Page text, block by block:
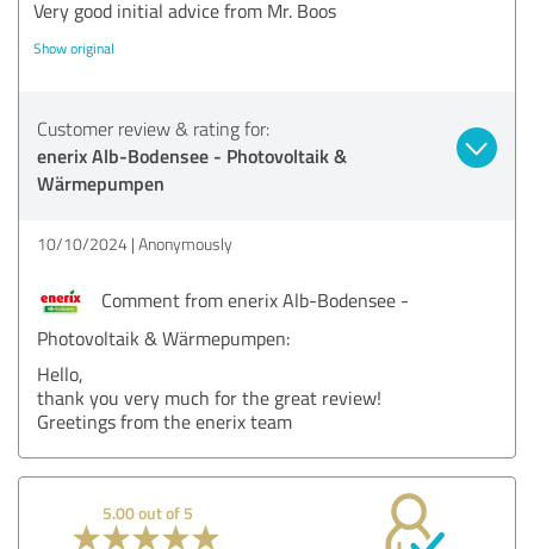
Very good initial advice from Mr. Boos
Show original
Customer review & rating for:
enerix Alb-Bodensee - Photovoltaik &
Wärmepumpen
10/10/2024 Anonymously
Comment from enerix Alb-Bodensee -
Photovoltaik & Wärmepumpen:
Hello,
thank you very much for the great review!
Greetings from the enerix team
5.00 out of 5